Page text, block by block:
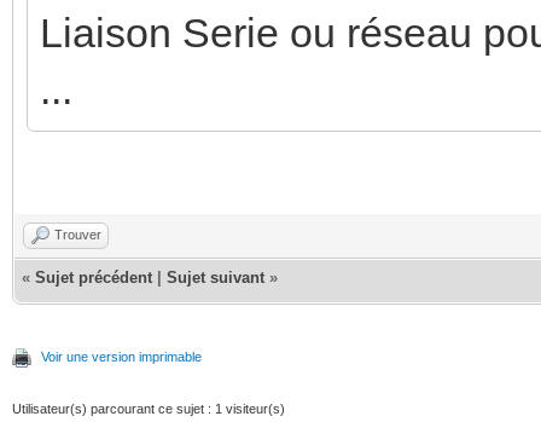
Liaison Serie ou réseau
...
Trouver
« Sujet précédent Sujet suivant »
Voir une version imprimable
Utilisateur(s) parcourant ce sujet : 1 visiteur(s)